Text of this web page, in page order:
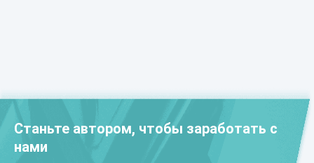
Станьте автором, чтобы заработать с
нами